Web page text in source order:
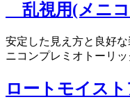
乱視用(メニ
安定した見え方と良好
ニコンプレミオトーリッ
ロートモイスト